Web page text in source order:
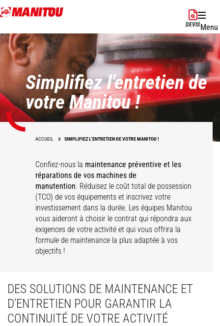
Aller
au
principal
DEVISMenu
Simplifiez l'entretien de
votre Manitou !
ACCUEIL SIMPLIFIEZ L'ENTRETIEN DE VOTRE MANITOU !
Confiez-nous la maintenance préventive et les
réparations de vos machines de
manutention. Réduisez le coût total de possession
(TCO) de vos équipements et inscrivez votre
investissement dans la durée. Les équipes Manitou
vous aideront à choisir le contrat qui répondra aux
exigences de votre activité et qui vous offrira la
formule de maintenance la plus adaptée à vos
objectifs !
DES SOLUTIONS DE MAINTENANCE ET
D'ENTRETIEN POUR GARANTIR LA
CONTINUITÉ DE VOTRE ACTIVITÉ